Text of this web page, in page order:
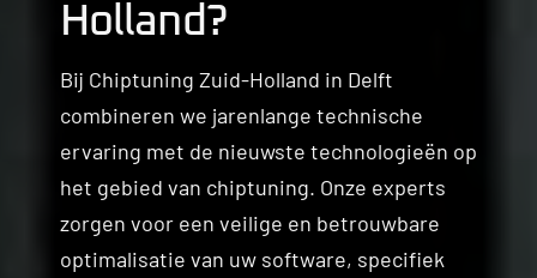
Holland?
Bij Chiptuning Zuid-Holland in Delft
combineren we jarenlange technische
ervaring met de nieuwste technologieën op
het gebied van chiptuning. Onze experts
zorgen voor een veilige en betrouwbare
optimalisatie van uw software, specifiek